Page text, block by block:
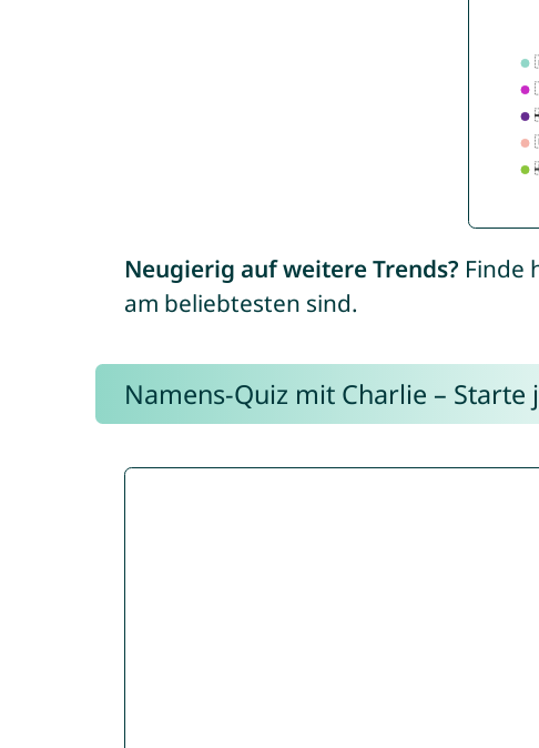
Neugierig auf weitere Trends? Finde
am beliebtesten sind.
Namens-Quiz mit Charlie – Starte